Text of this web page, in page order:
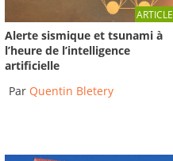
ARTICLE
Alerte sismique et tsunami à
l’heure de l’intelligence
artificielle
Par Quentin Bletery